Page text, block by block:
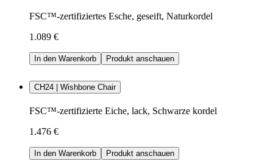
FSC™-zertifiziertes Esche, geseift, Naturkordel
1.089 €
In den Warenkorb Produkt anschauen
CH24 | Wishbone Chair
FSC™-zertifizierte Eiche, lack, Schwarze kordel
1.476 €
In den Warenkorb Produkt anschauen